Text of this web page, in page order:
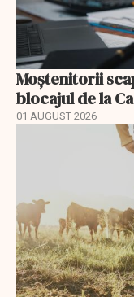
Moștenitorii
blocajul de la
01 AUGUST 2026